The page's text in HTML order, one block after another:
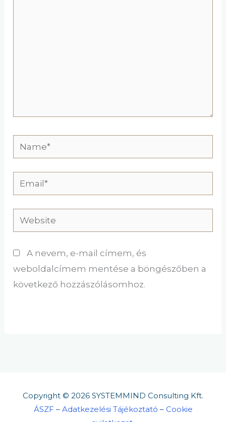
Name*
Email*
Website
A nevem, e-mail címem, és
weboldalcímem mentése a böngészőben a
következő hozzászólásomhoz.
Copyright © 2026 SYSTEMMIND Consulting Kft.
ÁSZF – Adatkezelési Tájékoztató – Cookie